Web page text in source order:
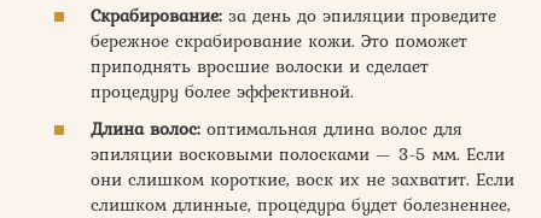
Скрабирование: за день до эпиляции проведите
бережное скрабирование кожи. Это поможет
приподнять вросшие волоски и сделает
процедуру более эффективной.
Длина волос: оптимальная длина волос для
эпиляции восковыми полосками — 3-5 мм. Если
они слишком короткие, воск их не захватит. Если
слишком длинные, процедура будет болезненнее,